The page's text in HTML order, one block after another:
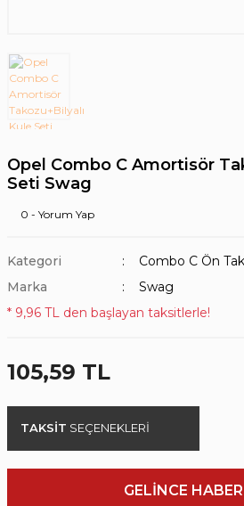
Opel Combo C Amortisör
Seti Swag
0 - Yorum Yap
Kategori
Combo C Ön
Marka
Swag
* 9,96 TL den başlayan taksitlerle!
105,59 TL
TAKSİT SEÇENEKLERİ
GELİNCE